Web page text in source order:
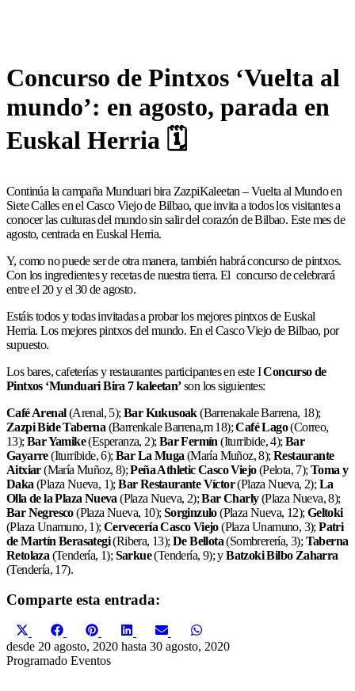
Concurso de Pintxos ‘Vuelta al
mundo’: en agosto, parada en
Euskal Herria 🗓
Continúa la campaña Munduari bira ZazpiKaleetan – Vuelta al Mundo en
Siete Calles en el Casco Viejo de Bilbao, que invita a todos los visitantes a
conocer las culturas del mundo sin salir del corazón de Bilbao. Este mes de
agosto, centrada en Euskal Herria.
Y, como no puede ser de otra manera, también habrá concurso de pintxos.
Con los ingredientes y recetas de nuestra tierra. El concurso de celebrará
entre el 20 y el 30 de agosto.
Estáis todos y todas invitadas a probar los mejores pintxos de Euskal
Herria. Los mejores pintxos del mundo. En el Casco Viejo de Bilbao, por
supuesto.
Los bares, cafeterías y restaurantes participantes en este IConcurso de
Pintxos ‘Munduari Bira 7 kaleetan’son los siguientes:
Café Arenal(Arenal, 5);Bar Kukusoak(Barrenakale Barrena, 18);
Zazpi Bide Taberna (Barrenkale Barrena,m 18);Café Lago(Correo,
13); Bar Yamike(Esperanza, 2); Bar Fermín (Iturribide, 4);Bar
Gayarre(Iturribide, 6);Bar La Muga (María Muñoz, 8);Restaurante
Aitxiar(María Muñoz, 8);Peña Athletic Casco Viejo(Pelota, 7);Toma y
Daka (Plaza Nueva, 1);Bar Restaurante Víctor(Plaza Nueva, 2); La
Olla de la Plaza Nueva (Plaza Nueva, 2);Bar Charly(Plaza Nueva, 8);
Bar Negresco(Plaza Nueva, 10); Sorginzulo(Plaza Nueva, 12); Geltoki
(Plaza Unamuno, 1);Cervecería Casco Viejo(Plaza Unamuno, 3);Patri
de Martín Berasategi(Ribera, 13);De Bellota(Sombrerería, 3); Taberna
Retolaza (Tendería, 1); Sarkue(Tendería, 9); yBatzoki Bilbo Zaharra
(Tendería, 17).
Comparte esta entrada:
Compartir
en
(Twitter)
Compartir
en
FacebookCompartir
en
Pinterest Compartir
en
LinkedInCompartir
en
Email
en
desde 20 agosto, 2020 hasta 30 agosto, 2020
Programado Eventos